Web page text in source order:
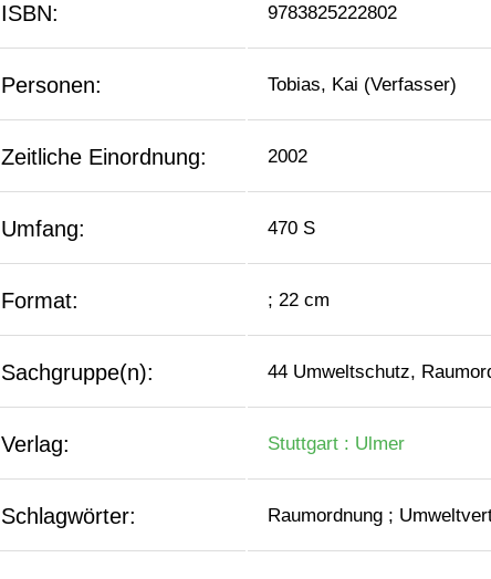
ISBN: 9783825222802
Personen: Tobias, Kai (Verfasser)
Zeitliche Einordnung: 2002
Umfang: 470 S
Format: ; 22 cm
Sachgruppe(n): 44 Umweltschutz,
Verlag: Stuttgart : Ulmer
Schlagwörter: Raumordnung ;